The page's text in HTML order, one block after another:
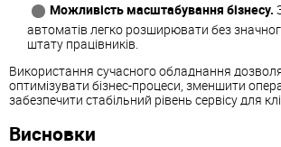
Можливість масштабування бізнесу.
автоматів легко розширювати без
штату працівників.
Використання сучасного обладнання
оптимізувати бізнес-процеси, зменшити
забезпечити стабільний рівень сервісу для
Висновки